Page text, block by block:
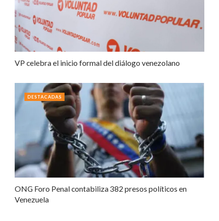
VP celebra el inicio formal del diálogo venezolano
ONG Foro Penal contabiliza 382 presos políticos en
Venezuela
DESTACADAS